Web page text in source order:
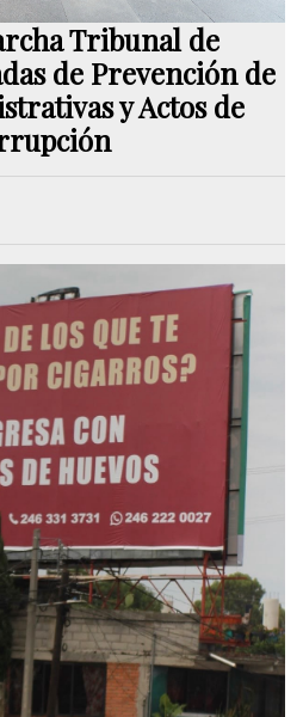
Tribunal de
de Prevención de
y Actos de